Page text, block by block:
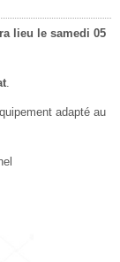
lieu le samedi 05
.
adapté au